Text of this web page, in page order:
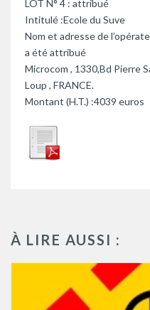
LOT N° 4 : attribué
Intitulé :Ecole du Suve
Nom et adresse de
a été attribué
Microcom , 1330,Bd Pierre
Loup , FRANCE.
Montant (H.T.) :4039 euros
À LIRE AUSSI :